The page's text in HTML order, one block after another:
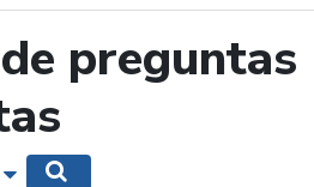
preguntas
Mostrar opciones de búsqueda